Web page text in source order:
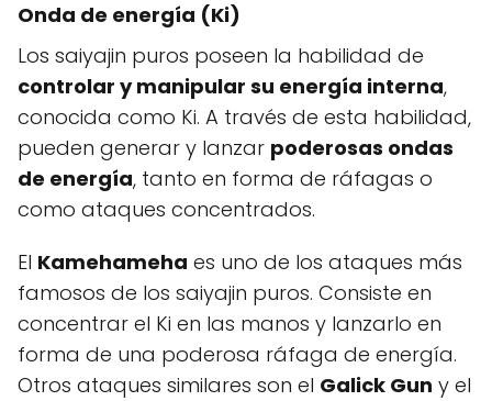
Onda de energía (Ki)
Los saiyajin puros poseen la habilidad de
controlar y manipular su energía interna,
conocida como Ki. A través de esta habilidad,
pueden generar y lanzar poderosas ondas
de energía, tanto en forma de ráfagas o
como ataques concentrados.
El Kamehameha es uno de los ataques más
famosos de los saiyajin puros. Consiste en
concentrar el Ki en las manos y lanzarlo en
forma de una poderosa ráfaga de energía.
Otros ataques similares son el Galick Gun y el